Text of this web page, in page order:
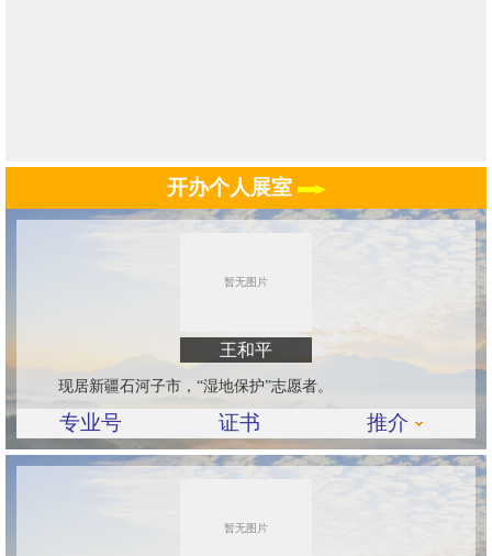
开办个人展室
王和平
现居新疆石河子市，“湿地保护”志愿者。
专业号 证书 推介